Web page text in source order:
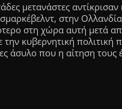
μετανάστες
στην
στη χώρα αυτή μετά
την κυβερνητική
άσυλο που η αίτηση